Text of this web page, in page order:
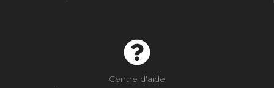
Centre d'aide